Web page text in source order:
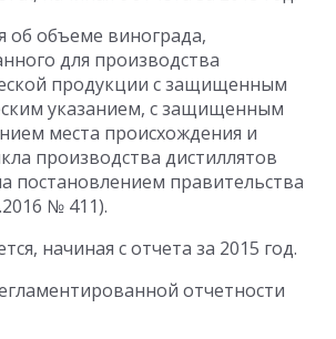
об объеме винограда,
для производства
продукции с защищенным
указанием, с защищенным
места происхождения и
производства дистиллятов
постановлением правительства
№ 411).
начиная с отчета за 2015 год.
отчетности